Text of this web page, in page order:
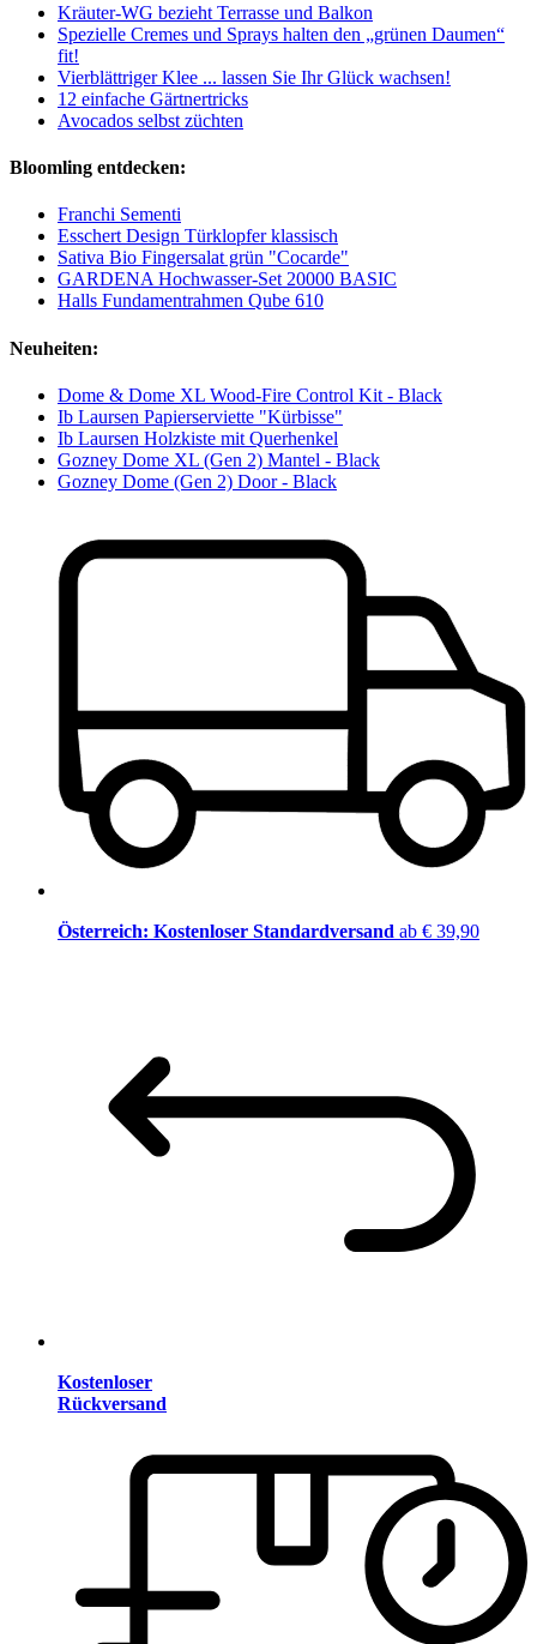
Kräuter-WG bezieht Terrasse und Balkon
Spezielle Cremes und Sprays halten den „grünen Daumen“
fit!
Vierblättriger Klee ... lassen Sie Ihr Glück wachsen!
12 einfache Gärtnertricks
Avocados selbst züchten
Bloomling entdecken:
Franchi Sementi
Esschert Design Türklopfer klassisch
Sativa Bio Fingersalat grün "Cocarde"
GARDENA Hochwasser-Set 20000 BASIC
Halls Fundamentrahmen Qube 610
Neuheiten:
Dome & Dome XL Wood-Fire Control Kit - Black
Ib Laursen Papierserviette "Kürbisse"
Ib Laursen Holzkiste mit Querhenkel
Gozney Dome XL (Gen 2) Mantel - Black
Gozney Dome (Gen 2) Door - Black
Österreich: Kostenloser Standardversand ab € 39,90
Kostenloser
Rückversand